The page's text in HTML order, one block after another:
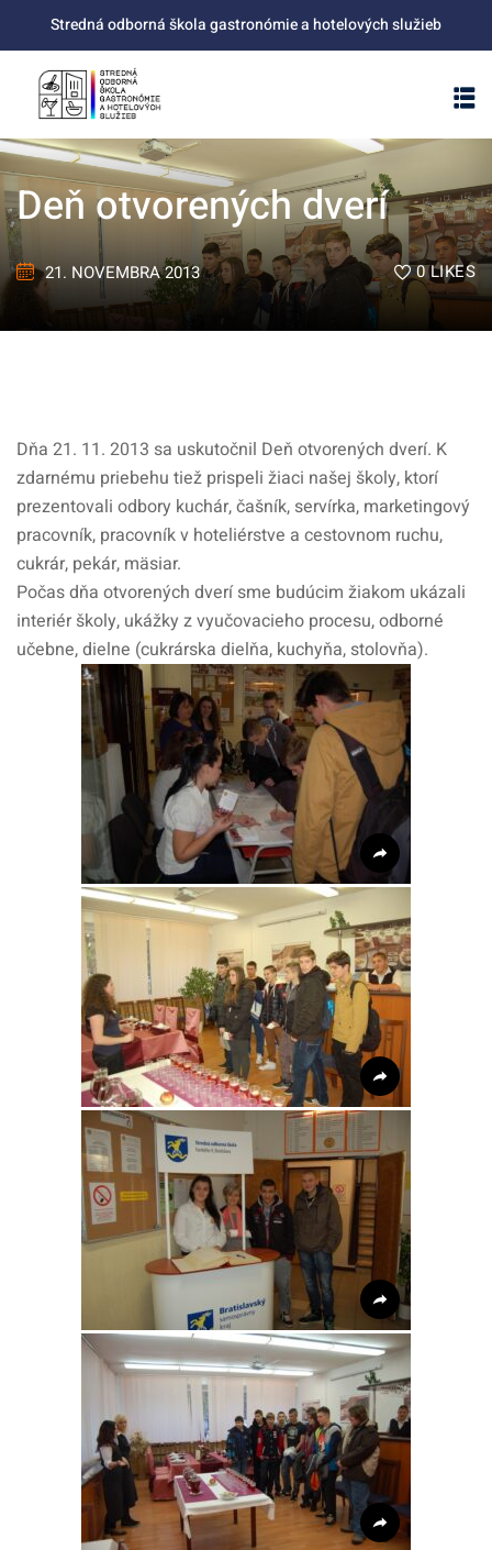
content
Stredná odborná škola gastronómie a hotelových služieb
Deň otvorených dverí
21. NOVEMBRA 2013 0LIKES
Dňa 21. 11. 2013 sa uskutočnil Deň otvorených dverí. K
zdarnému priebehu tiež prispeli žiaci našej školy, ktorí
prezentovali odbory kuchár, čašník, servírka, marketingový
pracovník, pracovník v hoteliérstve a cestovnom ruchu,
cukrár, pekár, mäsiar.
Počas dňa otvorených dverí sme budúcim žiakom ukázali
interiér školy, ukážky z vyučovacieho procesu, odborné
učebne, dielne (cukrárska dielňa, kuchyňa, stolovňa).